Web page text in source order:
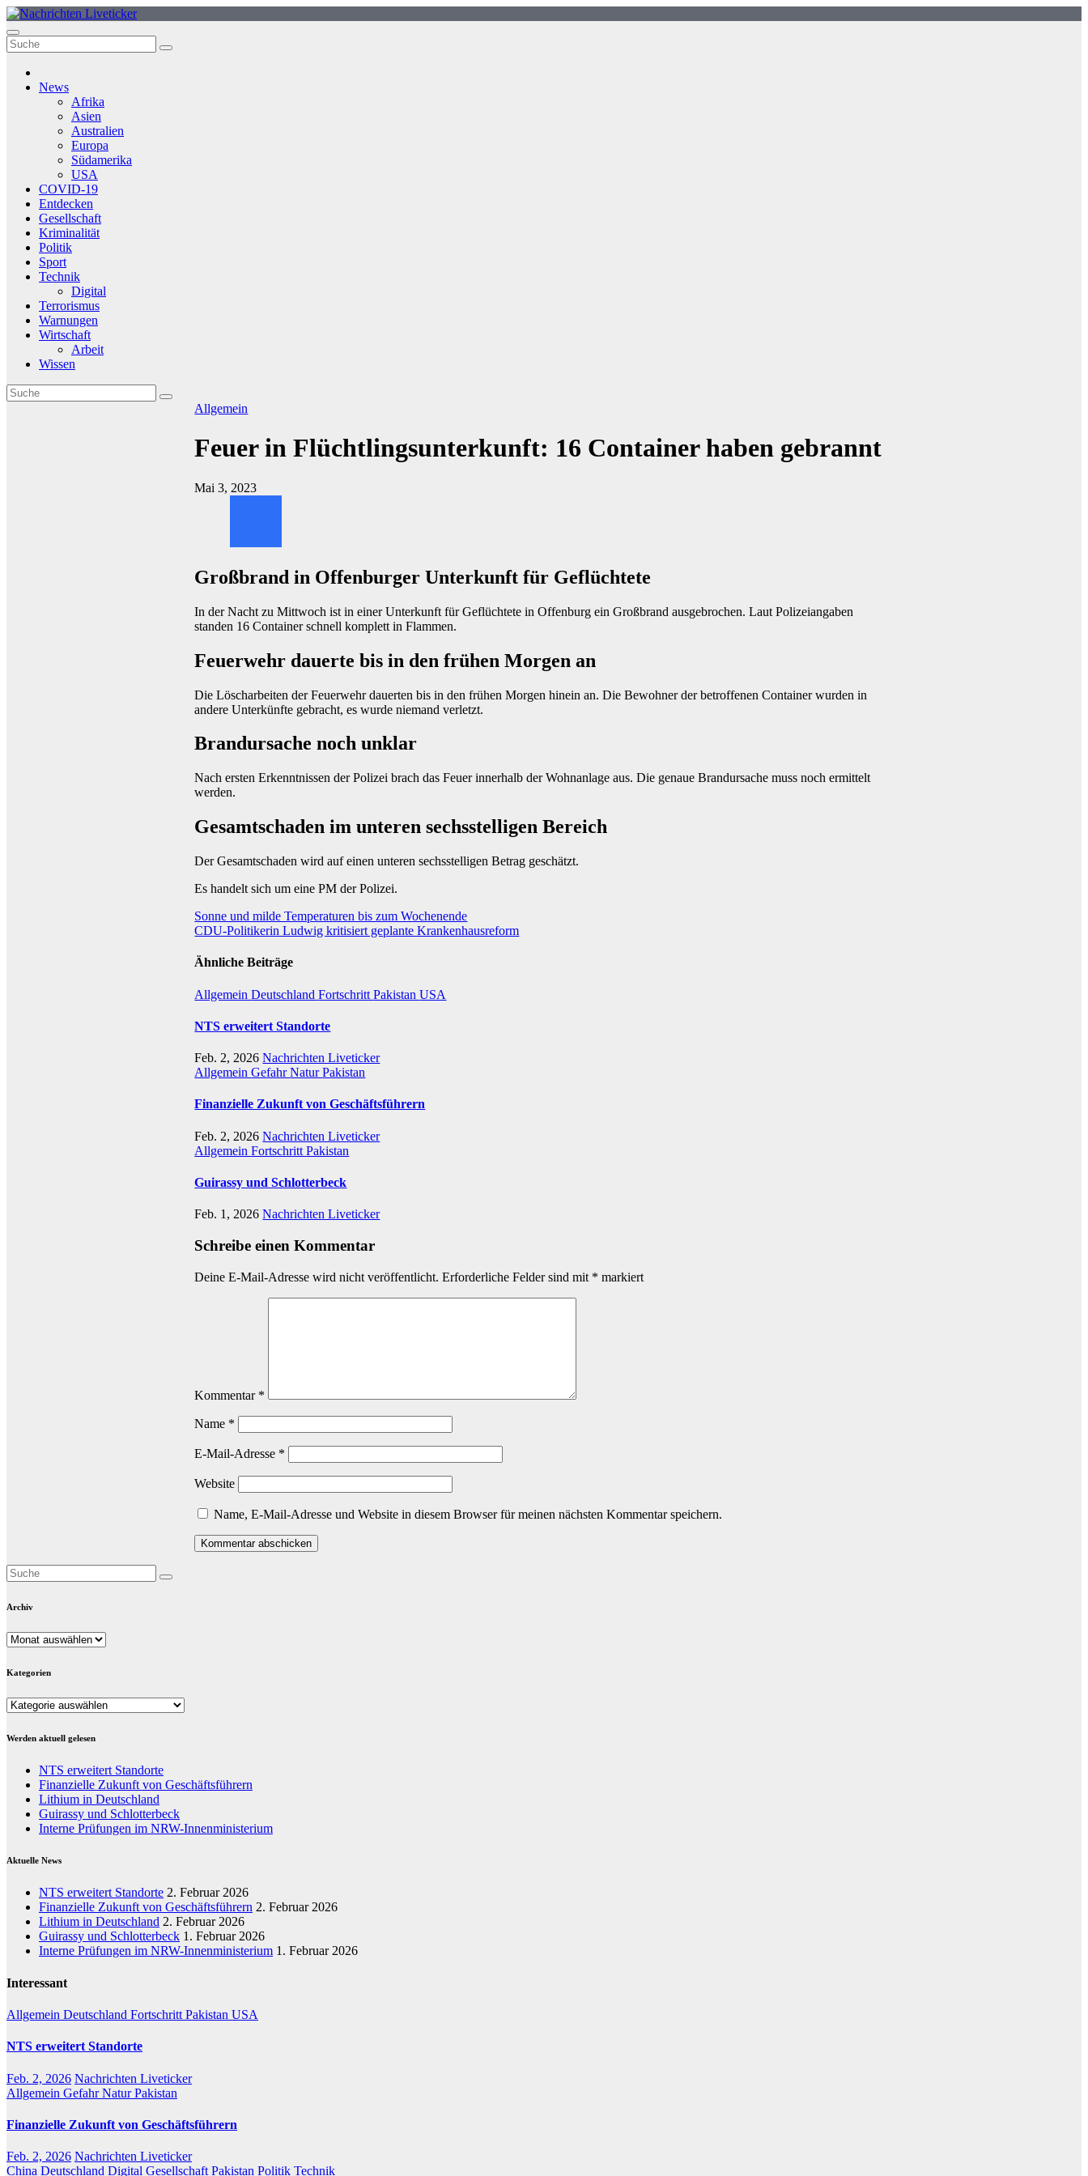
Zum
Inhalt
springen
News
Afrika
Asien
Australien
Europa
Südamerika
USA
COVID-19
Entdecken
Gesellschaft
Kriminalität
Politik
Sport
Technik
Digital
Terrorismus
Warnungen
Wirtschaft
Arbeit
Wissen
Allgemein
Feuer in Flüchtlingsunterkunft: 16 Container haben gebrannt
Mai 3, 2023
Großbrand in Offenburger Unterkunft für Geflüchtete
In der Nacht zu Mittwoch ist in einer Unterkunft für Geflüchtete in Offenburg ein Großbrand ausgebrochen. Laut Polizeiangaben
standen 16 Container schnell komplett in Flammen.
Feuerwehr dauerte bis in den frühen Morgen an
Die Löscharbeiten der Feuerwehr dauerten bis in den frühen Morgen hinein an. Die Bewohner der betroffenen Container wurden in
andere Unterkünfte gebracht, es wurde niemand verletzt.
Brandursache noch unklar
Nach ersten Erkenntnissen der Polizei brach das Feuer innerhalb der Wohnanlage aus. Die genaue Brandursache muss noch ermittelt
werden.
Gesamtschaden im unteren sechsstelligen Bereich
Der Gesamtschaden wird auf einen unteren sechsstelligen Betrag geschätzt.
Es handelt sich um eine PM der Polizei.
Beitragsnavigation
Sonne und milde Temperaturen bis zum Wochenende
CDU-Politikerin Ludwig kritisiert geplante Krankenhausreform
Ähnliche Beiträge
AllgemeinDeutschlandFortschrittPakistanUSA
NTS erweitert Standorte
Feb. 2, 2026 Nachrichten Liveticker
AllgemeinGefahrNaturPakistan
Finanzielle Zukunft von Geschäftsführern
Feb. 2, 2026 Nachrichten Liveticker
AllgemeinFortschrittPakistan
Guirassy und Schlotterbeck
Feb. 1, 2026 Nachrichten Liveticker
Schreibe einen Kommentar
Deine E-Mail-Adresse wird nicht veröffentlicht. Erforderliche Felder sind mit * markiert
Kommentar *
Name *
E-Mail-Adresse *
Website
Name, E-Mail-Adresse und Website in diesem Browser für meinen nächsten Kommentar speichern.
Archiv
Archiv
Kategorien
Kategorien
Werden aktuell gelesen
NTS erweitert Standorte
Finanzielle Zukunft von Geschäftsführern
Lithium in Deutschland
Guirassy und Schlotterbeck
Interne Prüfungen im NRW-Innenministerium
Aktuelle News
NTS erweitert Standorte 2. Februar 2026
Finanzielle Zukunft von Geschäftsführern 2. Februar 2026
Lithium in Deutschland 2. Februar 2026
Guirassy und Schlotterbeck 1. Februar 2026
Interne Prüfungen im NRW-Innenministerium 1. Februar 2026
Interessant
Allgemein Deutschland Fortschritt Pakistan USA
NTS erweitert Standorte
Feb. 2, 2026 Nachrichten Liveticker
Allgemein GefahrNaturPakistan
Finanzielle Zukunft von Geschäftsführern
Feb. 2, 2026 Nachrichten Liveticker
China Deutschland Digital Gesellschaft Pakistan Politik Technik